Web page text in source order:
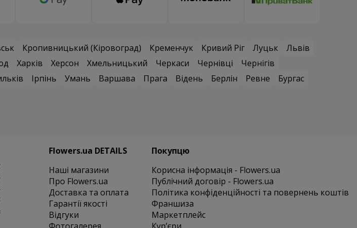
Кропивницький (Кіровоград) Кременчук Кривий Ріг Луцьк
Львів
Харків Херсон Хмельницький Черкаси Чернівці
Чернігів
Ірпінь Умань Варшава Прага Відень Берлін Ревне
Бургас
Flowers.ua DETAILS
Наші магазини
Про Flowers.ua
Доставка та оплата
Гарантії якості
Відгуки
Покупцю
Корисна інформація - Flowers.ua
Публічний договір - Flowers.ua
Політика конфіденційності та повернень коштів
Франшиза
Маркетплейс